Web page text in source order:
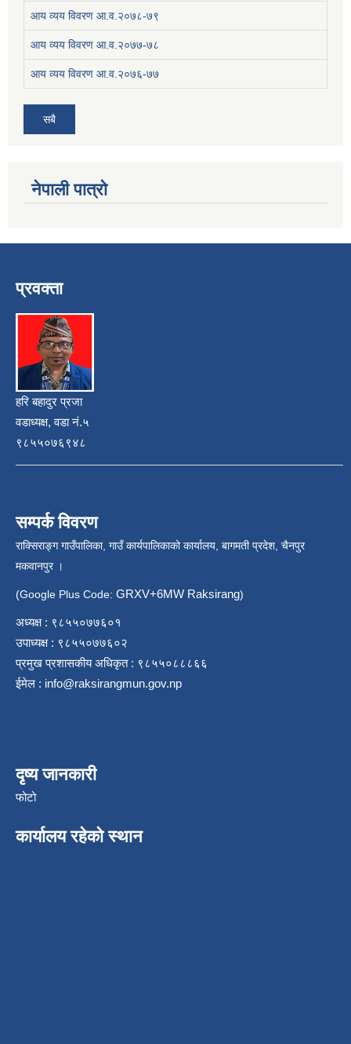
आय व्यय विवरण आ.व.२०७८-७९
आय व्यय विवरण आ.व.२०७७-७८
आय व्यय विवरण आ.व.२०७६-७७
सबै
नेपाली पात्रो
प्रवक्ता
हरि बहादुर प्रजा
वडाध्यक्ष, वडा नं.५
९८५५०७६९४८
सम्पर्क विवरण
राक्सिराङ्ग गाउँपालिका, गाउँ कार्यपालिकाको कार्यालय, बागमती प्रदेश, चैनपुर
मकवानपुर ।
(Google Plus Code: GRXV+6MW Raksirang)
अध्यक्ष : ९८५५०७७६०१
उपाध्यक्ष : ९८५५०७७६०२
प्रमुख प्रशासकीय अधिकृत : ९८५५०८८८६६
ईमेल : info@raksirangmun.gov.np
दृष्य जानकारी
फोटो
कार्यालय रहेको स्थान